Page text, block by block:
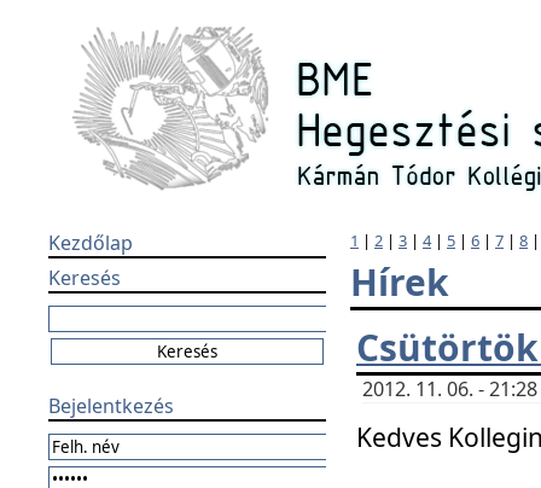
Kezdőlap
Keresés
Bejelentkezés
1 | 2 | 3 | 4| 5 | 6 | 7 | 8
Hírek
2012. 11. 06. -
Kedves